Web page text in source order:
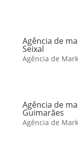
Agência de
Seixal
Agência de
Agência de
Guimarães
Agência de